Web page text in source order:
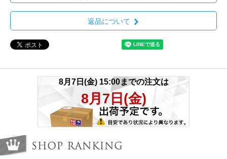
返品について